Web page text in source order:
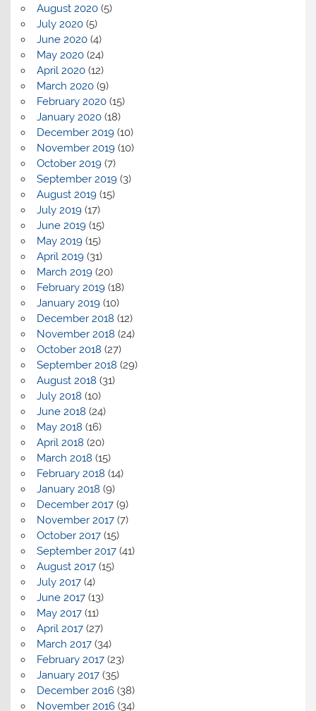
August 2020(5)
July 2020(5)
June 2020(4)
May 2020(24)
April 2020(12)
March 2020(9)
February 2020(15)
January 2020(18)
December 2019(10)
November 2019(10)
October 2019(7)
September 2019(3)
August 2019(15)
July 2019(17)
June 2019(15)
May 2019(15)
April 2019(31)
March 2019(20)
February 2019(18)
January 2019(10)
December 2018 (12)
November 2018 (24)
October 2018 (27)
September 2018 (29)
August 2018 (31)
July 2018 (10)
June 2018 (24)
May 2018 (16)
April 2018 (20)
March 2018 (15)
February 2018 (14)
January 2018 (9)
December 2017(9)
November 2017(7)
October 2017(15)
September 2017(41)
August 2017(15)
July 2017(4)
June 2017(13)
May 2017(11)
April 2017(27)
March 2017(34)
February 2017(23)
January 2017(35)
December 2016(38)
November 2016(34)